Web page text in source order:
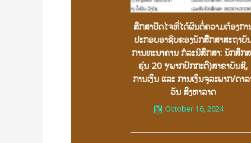
ສຶກສາປັດໄຈທີ່ໄດ້ຜົນຕໍ່ຄວາມຕ້ອງກາ
ປະກອບອາຊີບຂອງນັກສຶືກສາສະຖາບັ
ການທະນາຄານ ກໍລະນີສຶກສາ: ນັກສຶກ
ຮຸ່ນ 20 ຯພາກປົກກະຕິ)ສາຂາບັນຊີ,
ການເງິນ ເເລະ ການເງິນຈຸລະພາກ/ດາລ
ວັນ ສິງຫາລາດ
October 16, 2024